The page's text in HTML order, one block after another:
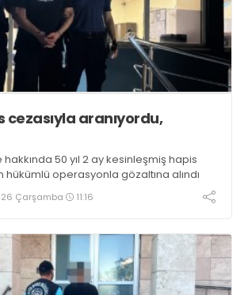
cezasıyla aranıyordu,
50 yıl 2 ay kesinleşmiş hapis
hükümlü operasyonla gözaltına alındı
Çarşamba 11:16